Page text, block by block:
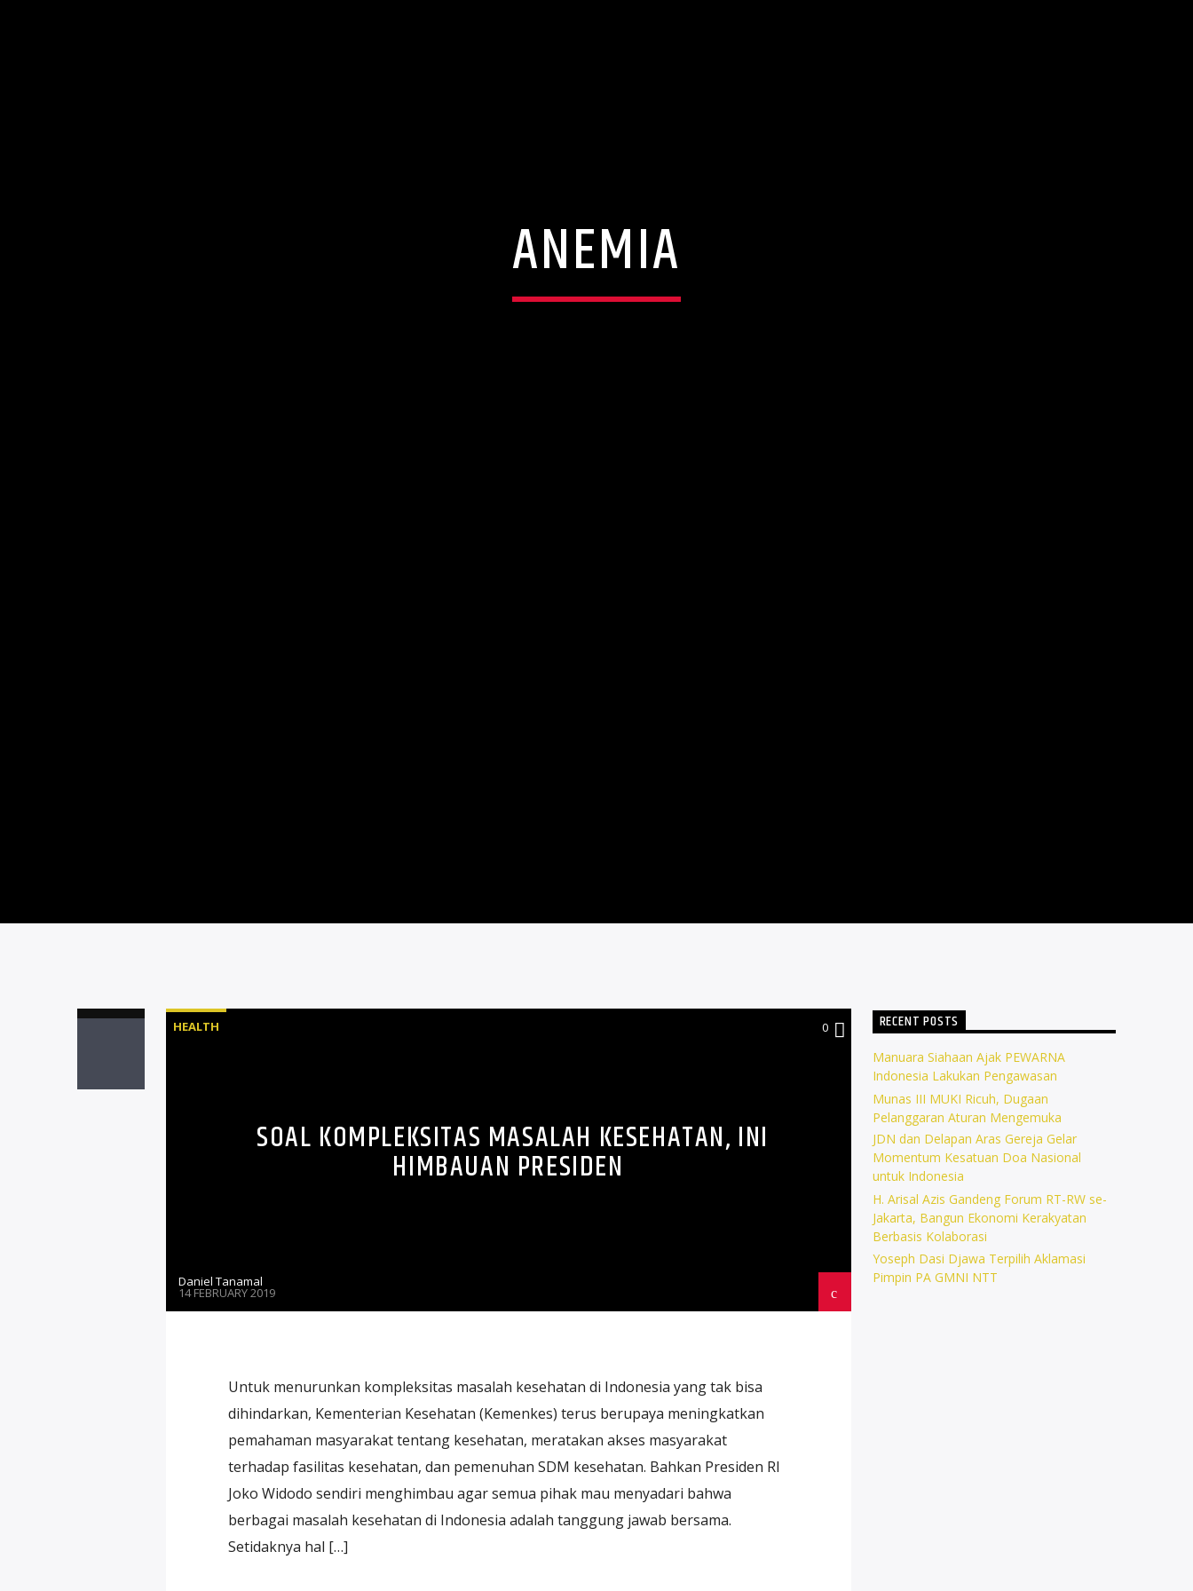
ANEMIA
HEALTH 0
SOAL KOMPLEKSITAS MASALAH KESEHATAN, INI
HIMBAUAN PRESIDEN
Daniel Tanamal
14 FEBRUARY 2019
Untuk menurunkan kompleksitas masalah kesehatan di Indonesia yang tak bisa
dihindarkan, Kementerian Kesehatan (Kemenkes) terus berupaya meningkatkan
pemahaman masyarakat tentang kesehatan, meratakan akses masyarakat
terhadap fasilitas kesehatan, dan pemenuhan SDM kesehatan. Bahkan Presiden RI
Joko Widodo sendiri menghimbau agar semua pihak mau menyadari bahwa
berbagai masalah kesehatan di Indonesia adalah tanggung jawab bersama.
Setidaknya hal […]
RECENT POSTS
Manuara Siahaan Ajak PEWARNA
Indonesia Lakukan Pengawasan
Munas III MUKI Ricuh, Dugaan
Pelanggaran Aturan Mengemuka
JDN dan Delapan Aras Gereja Gelar
Momentum Kesatuan Doa Nasional
untuk Indonesia
H. Arisal Azis Gandeng Forum RT-RW se-
Jakarta, Bangun Ekonomi Kerakyatan
Berbasis Kolaborasi
Yoseph Dasi Djawa Terpilih Aklamasi
Pimpin PA GMNI NTT